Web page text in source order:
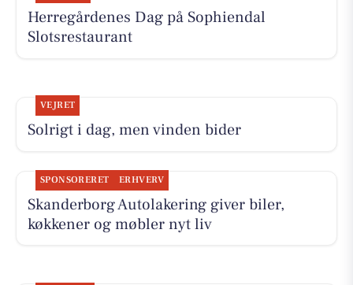
Herregårdenes Dag på Sophiendal
Slotsrestaurant
VEJRET
Solrigt i dag, men vinden bider
SPONSORERET ERHVERV
Skanderborg Autolakering giver biler,
køkkener og møbler nyt liv